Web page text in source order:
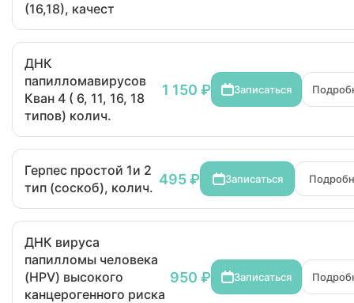
(16,18), качест
ДНК
папилломавирусов
Кван 4 ( 6, 11, 16, 18
типов) колич.
1 150 ₽ Записаться
Герпес простой 1и 2
тип (соскоб), колич.
495 ₽ Записаться
ДНК вируса
папилломы человека
(HPV) высокого
канцерогенного риска
950 ₽ Записаться